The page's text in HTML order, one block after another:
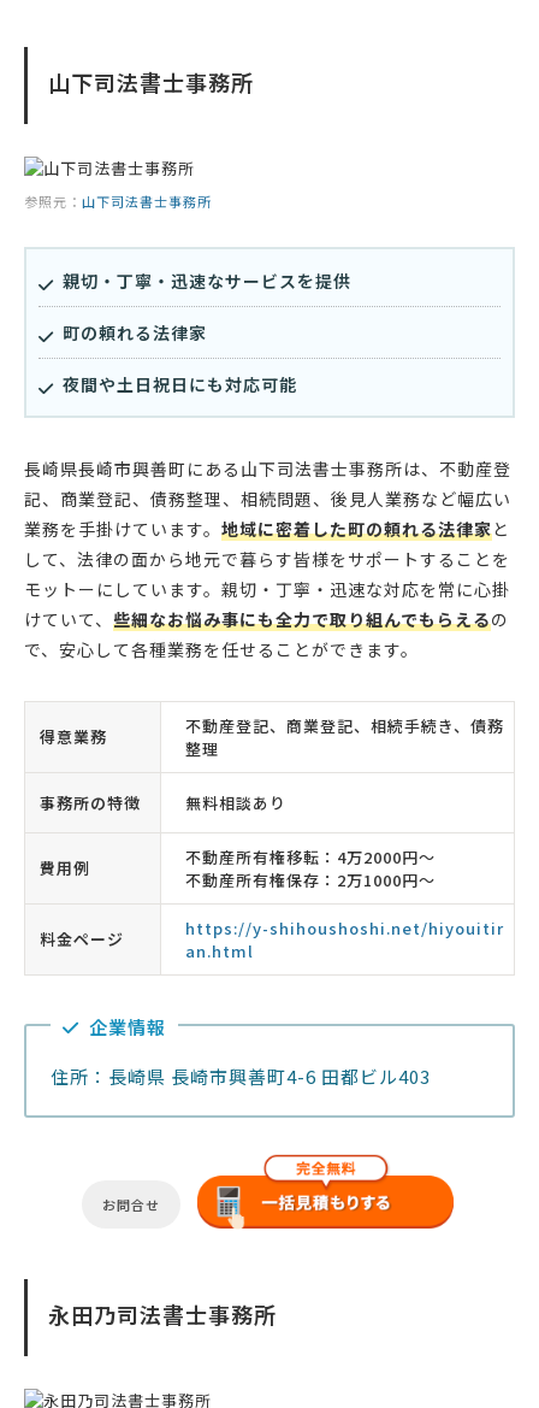
山下司法書士事務所
参照元： 山下司法書士事務所
親切・丁寧・迅速なサービスを提供
町の頼れる法律家
夜間や土日祝日にも対応可能
長崎県長崎市興善町にある山下司法書士事務所は、不動産登
記、商業登記、債務整理、相続問題、後見人業務など幅広い
業務を手掛けています。 地域に密着した町の頼れる法律家と
して、法律の面から地元で暮らす皆様をサポートすることを
モットーにしています。親切・丁寧・迅速な対応を常に心掛
けていて、 些細なお悩み事にも全力で取り組んでもらえるの
で、安心して各種業務を任せることができます。
得意業務
不動産登記、商業登記、相続手続き、債務
整理
事務所の特徴 無料相談あり
費用例
不動産所有権移転：4万2000円〜
不動産所有権保存：2万1000円〜
料金ページ
https://y-shihoushoshi.net/hiyouitir
an.html
企業情報
住所：長崎県 長崎市興善町4-6 田都ビル403
お問合せ
永田乃司法書士事務所